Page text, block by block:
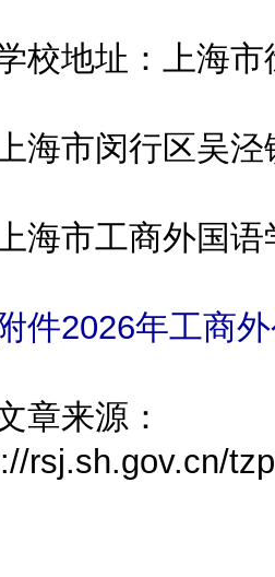
地址：上海市
市闵行区吴泾
市工商外国语
件2026年工商
来源：
rsj.sh.gov.cn/